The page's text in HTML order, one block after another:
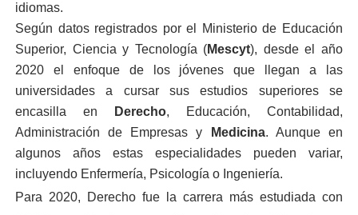
idiomas.
Según datos registrados por el Ministerio de Educación
Superior, Ciencia y Tecnología (Mescyt), desde el año
2020 el enfoque de los jóvenes que llegan a las
universidades a cursar sus estudios superiores se
encasilla en
Derecho, Educación, Contabilidad,
Administración de Empresas y
Medicina. Aunque en
algunos años estas especialidades pueden variar,
incluyendo Enfermería, Psicología o Ingeniería.
Para 2020, Derecho fue la carrera más estudiada con